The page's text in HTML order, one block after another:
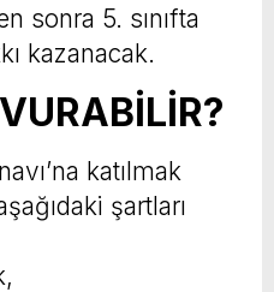
sonra 5. sınıfta
kazanacak.
katılmak
şartları